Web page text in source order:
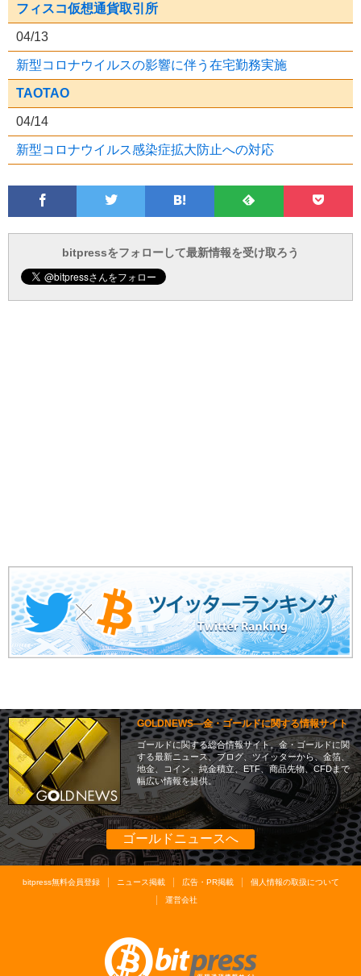
フィスコ仮想通貨取引所
04/13
新型コロナウイルスの影響に伴う在宅勤務実施
TAOTAO
04/14
新型コロナウイルス感染症拡大防止への対応
Twitter
て
ブ
で
ォ
ロ
ー
で
と
で
bitpressをフォローして最新情報を受け取ろう
GOLDNEWS―金・ゴールドに関する情報サイト
ゴールドに関する総合情報サイト。金・ゴールドに関
する最新ニュース、ブログ、ツイッターから、金箔、
地金、コイン、純金積立、ETF、商品先物、CFDまで
幅広い情報を提供。
ゴールドニュースへ
bitpress無料会員登録 ニュース掲載 広告・PR掲載
個人情報の取扱について
運営会社